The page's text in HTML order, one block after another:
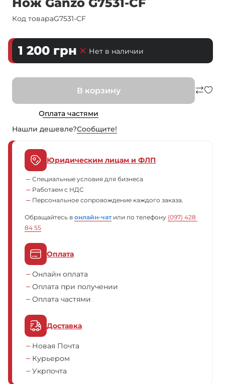
Нож Ganzo G7531-CF
Код товараG7531-CF
1 200 грн Нет в наличии
В корзину
Оплата частями
Нашли дешевле?Сообщите!
Юридическим лицам и ФЛП
Специальные условия для бизнеса
Работаем с НДС
Персональное сопровождение каждого заказа.
Обращайтесь в онлайн-чатили по телефону (097) 428
84 55
Оплата
Онлайн оплата
Оплата при получении
Оплата частями
Доставка
Новая Почта
Курьером
Укрпочта